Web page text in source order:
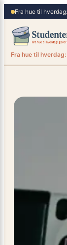
Spring
til
indhold
Fra hue til
Fra hue til